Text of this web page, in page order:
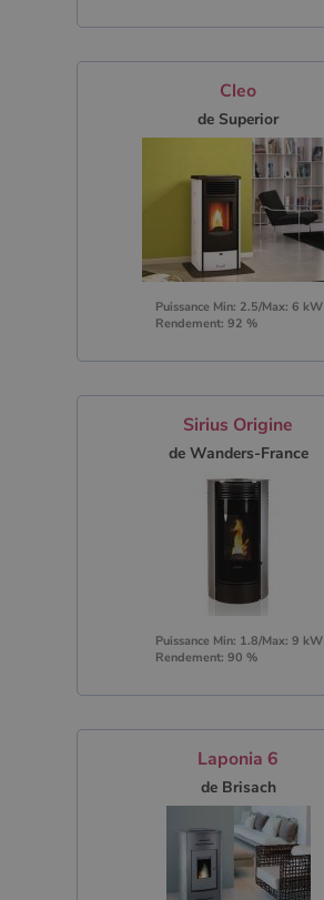
Cleo
de Superior
Puissance Min: 2.5/Max: 6 kW
Rendement: 92 %
Sirius Origine
de Wanders-France
Puissance Min: 1.8/Max: 9 kW
Rendement: 90 %
Laponia 6
de Brisach